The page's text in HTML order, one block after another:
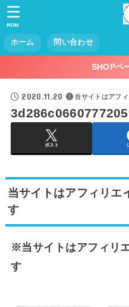
ホーム 問い合わせ
MENU
SHOPペ
2020.11.20 当サイトはアフ
ポスト
当サイトはアフィリエ
す
※当サイトはアフィリ
す